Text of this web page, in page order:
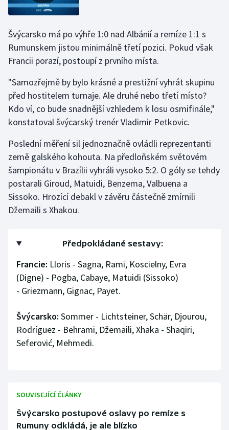
Rychlobruslení
Short track
Sportovní střelba
Stolní tenis
Triatlon
Veslování
Volejbal
Ostatní
Švýcarsko má po výhře 1:0 nad Albánií a remíze 1:1 s
Rumunskem jistou minimálně třetí pozici. Pokud však
Francii porazí, postoupí z prvního místa.
"Samozřejmě by bylo krásné a prestižní vyhrát skupinu
před hostitelem turnaje. Ale druhé nebo třetí místo?
Kdo ví, co bude snadnější vzhledem k losu osmifinále,"
konstatoval švýcarský trenér Vladimir Petkovic.
Poslední měření sil jednoznačně ovládli reprezentanti
země galského kohouta. Na předloňském světovém
šampionátu v Brazílii vyhráli vysoko 5:2. O góly se tehdy
postarali Giroud, Matuidi, Benzema, Valbuena a
Sissoko. Hrozící debakl v závěru částečně zmírnili
Džemaili s Xhakou.
Předpokládané sestavy:
Francie: Lloris - Sagna, Rami, Koscielny, Evra
(Digne) - Pogba, Cabaye, Matuidi (Sissoko)
- Griezmann, Gignac, Payet.
Švýcarsko: Sommer - Lichtsteiner, Schär, Djourou,
Rodríguez - Behrami, Džemaili, Xhaka - Shaqiri,
Seferović, Mehmedi.
SOUVISEJÍCÍ ČLÁNKY
Švýcarsko postupové oslavy po remíze s
Rumuny odkládá, je ale blízko